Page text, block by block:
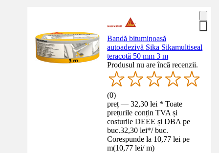
Bandă bituminoasă
autoadezivă Sika Sikamultiseal
teracotă 50 mm 3 m
Produsul nu are încă recenzii.
(0)
preț — 32,30 lei * Toate
prețurile conțin TVA și
costurile DEEE și DBA pe
buc.32,30 lei*/ buc.
Corespunde la 10,77 lei pe
m(10,77 lei/ m)